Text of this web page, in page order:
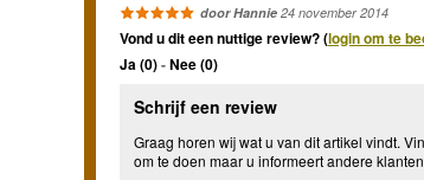
door Hannie 24 november 2014
Vond u dit een nuttige review? (login om te
Ja (0)-Nee (0)
Schrijf een review
Graag horen wij wat u van dit artikel vindt.
om te doen maar u informeert andere